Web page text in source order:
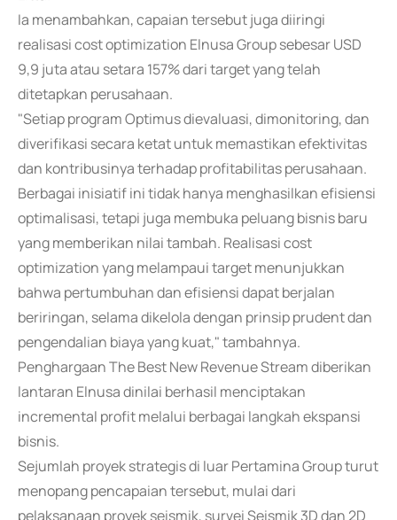
Ia menambahkan, capaian tersebut juga diiringi
realisasi cost optimization Elnusa Group sebesar USD
9,9 juta atau setara 157% dari target yang telah
ditetapkan perusahaan.
"Setiap program Optimus dievaluasi, dimonitoring, dan
diverifikasi secara ketat untuk memastikan efektivitas
dan kontribusinya terhadap profitabilitas perusahaan.
Berbagai inisiatif ini tidak hanya menghasilkan efisiensi
optimalisasi, tetapi juga membuka peluang bisnis baru
yang memberikan nilai tambah. Realisasi cost
optimization yang melampaui target menunjukkan
bahwa pertumbuhan dan efisiensi dapat berjalan
beriringan, selama dikelola dengan prinsip prudent dan
pengendalian biaya yang kuat," tambahnya.
Penghargaan The Best New Revenue Stream diberikan
lantaran Elnusa dinilai berhasil menciptakan
incremental profit melalui berbagai langkah ekspansi
bisnis.
Sejumlah proyek strategis di luar Pertamina Group turut
menopang pencapaian tersebut, mulai dari
pelaksanaan proyek seismik, survei Seismik 3D dan 2D